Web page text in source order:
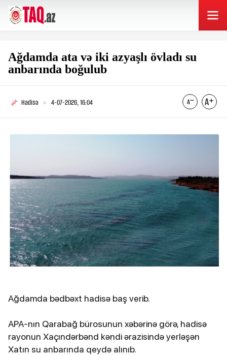
Ağdamda ata və iki azyaşlı övladı su
anbarında boğulub
Hadisə 4-07-2026, 16:04
Ağdamda bədbəxt hadisə baş verib.
APA-nın Qarabağ bürosunun xəbərinə görə, hadisə
rayonun Xaçındərbənd kəndi ərazisində yerləşən
Xatın su anbarında qeydə alınıb.